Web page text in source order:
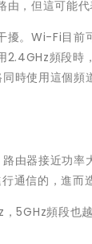
，但這可能
擾。Wi-Fi目
頻段
時使用這個
由器接近功
通信的，進而
5GHz頻段也